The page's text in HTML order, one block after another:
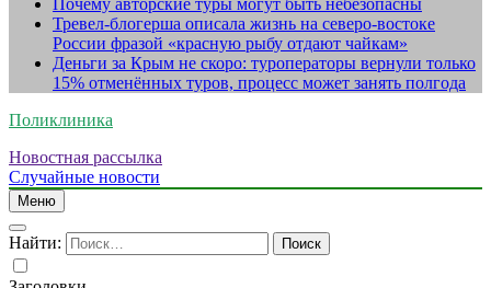
Почему авторские туры могут быть небезопасны
Тревел-блогерша описала жизнь на северо-востоке
России фразой «красную рыбу отдают чайкам»
Деньги за Крым не скоро: туроператоры вернули только
15% отменённых туров, процесс может занять полгода
Поликлиника
Новостная рассылка
Случайные новости
Меню
Найти: